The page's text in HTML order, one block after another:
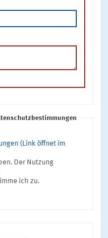
(Link öffnet im
Der Nutzung
ich zu.